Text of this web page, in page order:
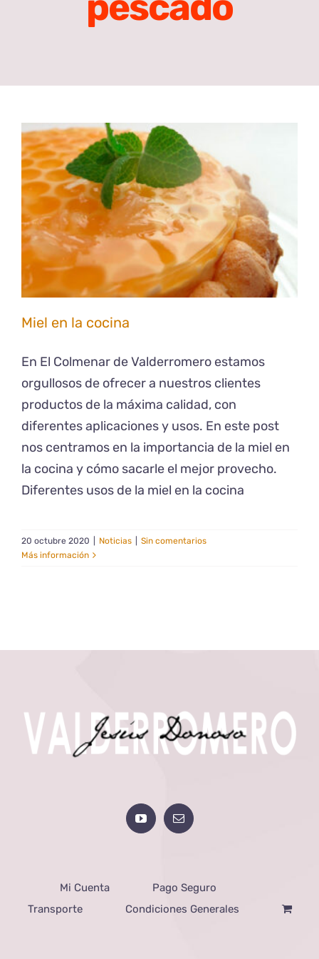
Miel en la cocina
En El Colmenar de Valderromero estamos
orgullosos de ofrecer a nuestros clientes
productos de la máxima calidad, con
diferentes aplicaciones y usos. En este post
nos centramos en la importancia de la miel en
la cocina y cómo sacarle el mejor provecho.
Diferentes usos de la miel en la cocina
20 octubre 2020 Noticias
Sin comentarios
Más información
Mi Cuenta
Pago Seguro
Transporte
Condiciones Generales